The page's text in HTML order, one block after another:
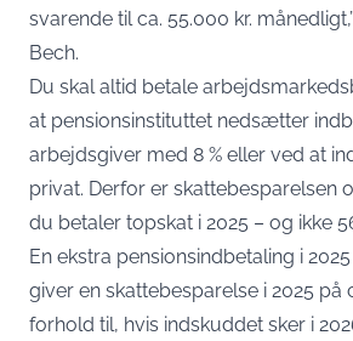
svarende til ca. 55.000 kr.
Bech.
Du skal altid betale
at pensionsinstituttet nedsætter
arbejdsgiver med 8 % eller ved at
privat. Derfor er skattebesparelsen
du betaler topskat i 2025 – og ikke
En ekstra pensionsindbetaling i
giver en skattebesparelse i 2025 på
forhold til, hvis indskuddet sker i